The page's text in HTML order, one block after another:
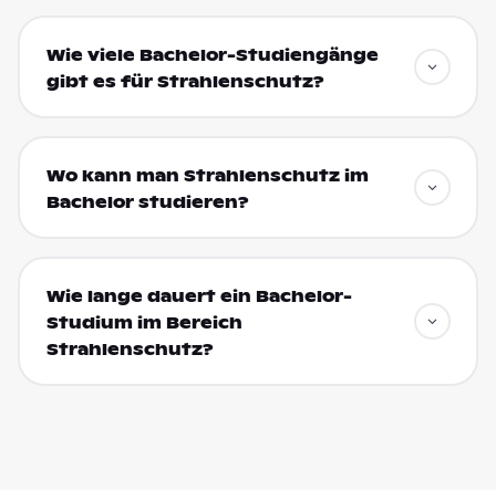
Wie viele Bachelor-Studiengänge
gibt es für Strahlenschutz?
Wo kann man Strahlenschutz im
Bachelor studieren?
Wie lange dauert ein Bachelor-
Studium im Bereich
Strahlenschutz?